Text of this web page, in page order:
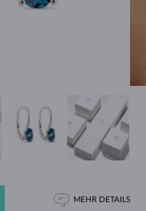
MEHR DETAILS